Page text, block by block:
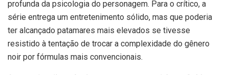
profunda da psicologia do personagem. Para o crítico, a
série entrega um entretenimento sólido, mas que poderia
ter alcançado patamares mais elevados se tivesse
resistido à tentação de trocar a complexidade do gênero
noir por fórmulas mais convencionais.